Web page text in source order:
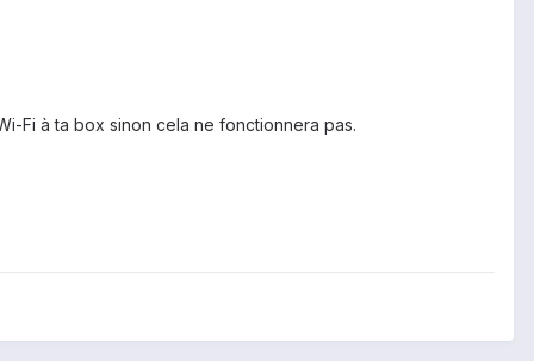
Fi à ta box sinon cela ne fonctionnera pas.